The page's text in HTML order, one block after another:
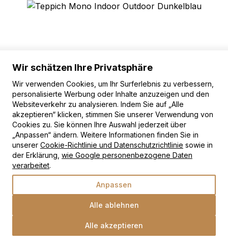
Indoor Outdoor Dunkelblau
Wir schätzen Ihre Privatsphäre
Wir verwenden Cookies, um Ihr Surferlebnis zu verbessern,
personalisierte Werbung oder Inhalte anzuzeigen und den
Websiteverkehr zu analysieren. Indem Sie auf „Alle
akzeptieren“ klicken, stimmen Sie unserer Verwendung von
Cookies zu. Sie können Ihre Auswahl jederzeit über
„Anpassen“ ändern. Weitere Informationen finden Sie in
unserer Cookie-Richtlinie und Datenschutzrichtlinie sowie in
der Erklärung, wie Google personenbezogene Daten
verarbeitet.
Anpassen
Alle ablehnen
Alle akzeptieren